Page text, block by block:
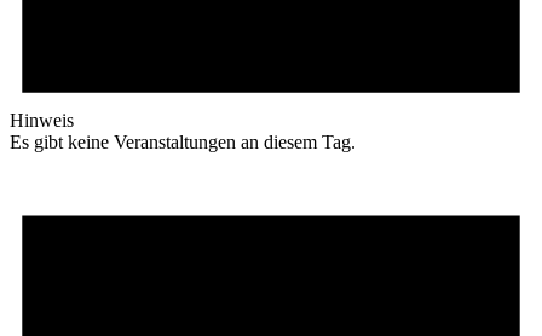
Hinweis
Es gibt keine Veranstaltungen an diesem Tag.